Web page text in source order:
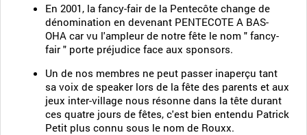
En 2001, la fancy-fair de la Pentecôte change de
dénomination en devenant PENTECOTE A BAS-
OHA car vu l'ampleur de notre fête le nom " fancy-
fair " porte préjudice face aux sponsors.
Un de nos membres ne peut passer inaperçu tant
sa voix de speaker lors de la fête des parents et aux
jeux inter-village nous résonne dans la tête durant
ces quatre jours de fêtes, c'est bien entendu Patrick
Petit plus connu sous le nom de Rouxx.